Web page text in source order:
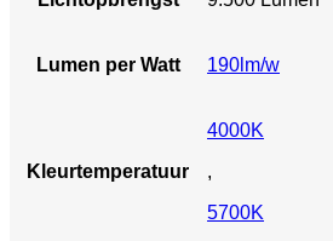
Lumen per Watt 190lm/w
Kleurtemperatuur
4000K
,
5700K